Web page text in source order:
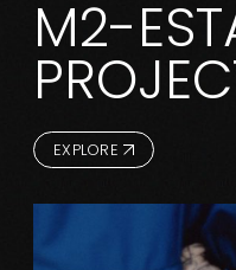
M2-
EXPLORE